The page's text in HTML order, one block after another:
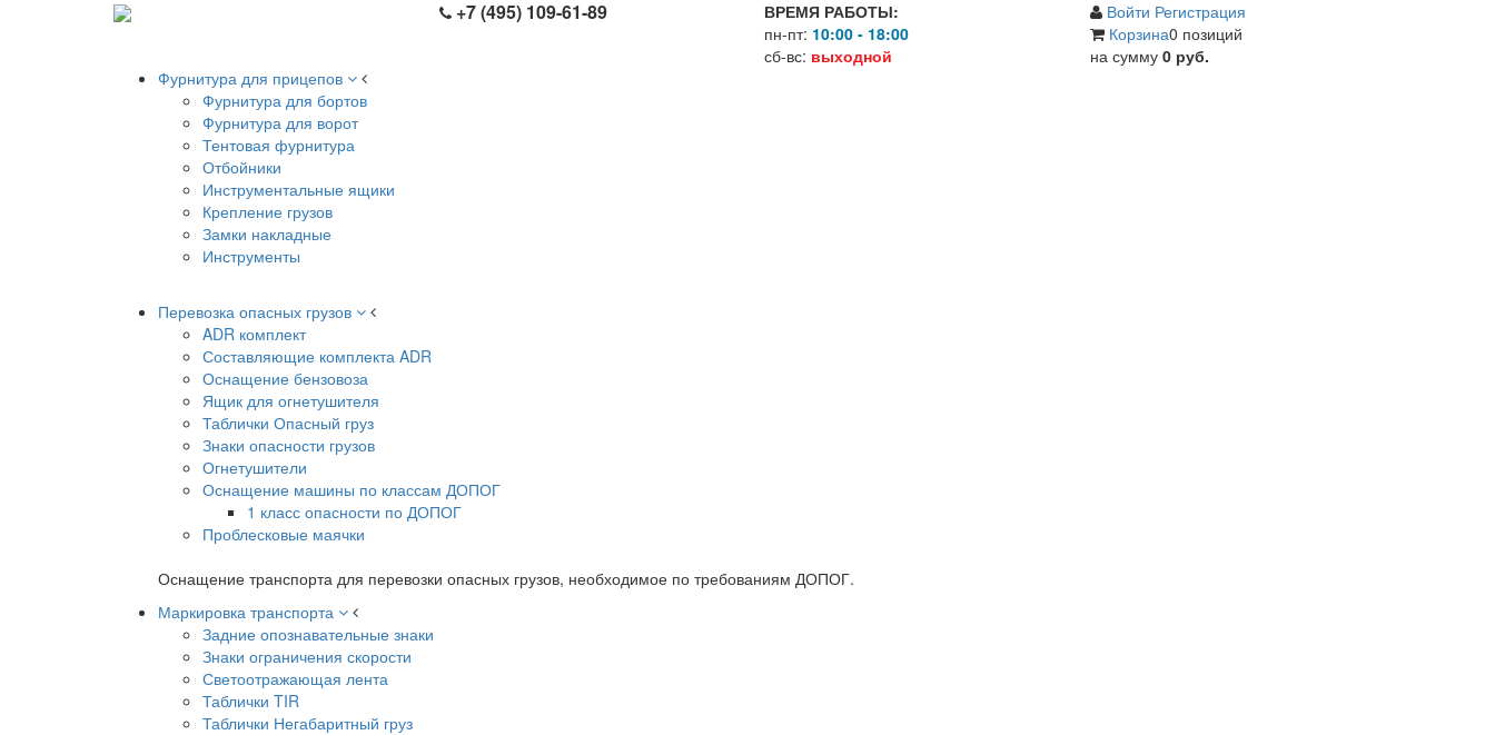
+7 (495) 109-61-89
ВРЕМЯ РАБОТЫ:
пн-пт: 10:00 - 18:00
сб-вс: выходной
Войти Регистрация
Корзина0 позиций
на сумму 0 руб.
Фурнитура для прицепов
Фурнитура для бортов
Фурнитура для ворот
Тентовая фурнитура
Отбойники
Инструментальные ящики
Крепление грузов
Замки накладные
Инструменты
Перевозка опасных грузов
ADR комплект
Составляющие комплекта ADR
Оснащение бензовоза
Ящик для огнетушителя
Таблички Опасный груз
Знаки опасности грузов
Огнетушители
Оснащение машины по классам ДОПОГ
1 класс опасности по ДОПОГ
Проблесковые маячки
Оснащение транспорта для перевозки опасных грузов, необходимое по требованиям ДОПОГ.
Маркировка транспорта
Задние опознавательные знаки
Знаки ограничения скорости
Светоотражающая лента
Таблички TIR
Таблички Негабаритный груз